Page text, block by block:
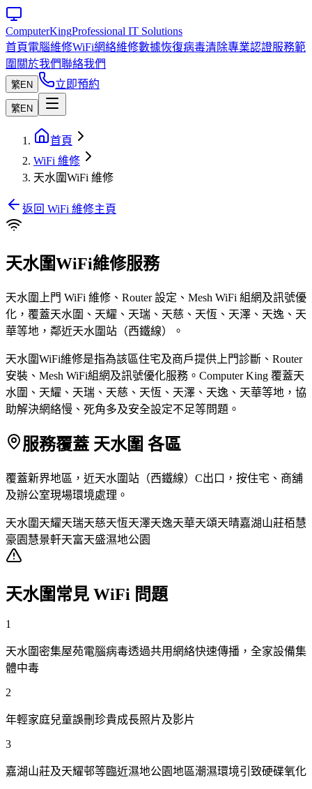
ComputerKingProfessional IT Solutions
首頁電腦維修WiFi網絡維修數據恢復病毒清除專業認證服務範
圍 關於我們聯絡我們
繁EN 立即預約
繁EN
首頁
WiFi 維修
天水圍WiFi 維修
返回 WiFi 維修主頁
天水圍WiFi維修服務
天水圍上門 WiFi 維修、Router 設定、Mesh WiFi 組網及訊號優
化，覆蓋天水圍、天耀、天瑞、天慈、天恆、天澤、天逸、天
華等地，鄰近天水圍站（西鐵線）。
天水圍WiFi維修是指為該區住宅及商戶提供上門診斷、Router
安裝、Mesh WiFi組網及訊號優化服務。Computer King 覆蓋天
水圍、天耀、天瑞、天慈、天恆、天澤、天逸、天華等地，協
助解決網絡慢、死角多及安全設定不足等問題。
服務覆蓋 天水圍 各區
覆蓋新界地區，近天水圍站（西鐵線）C出口，按住宅、商舖
及辦公室現場環境處理。
天水圍 天耀天瑞天慈天恆天澤天逸天華天頌天晴嘉湖山莊栢慧
豪園 慧景軒天富天盛濕地公園
天水圍常見 WiFi 問題
1
天水圍密集屋苑電腦病毒透過共用網絡快速傳播，全家設備集
體中毒
2
年輕家庭兒童誤刪珍貴成長照片及影片
3
嘉湖山莊及天耀邨等臨近濕地公園地區潮濕環境引致硬碟氧化